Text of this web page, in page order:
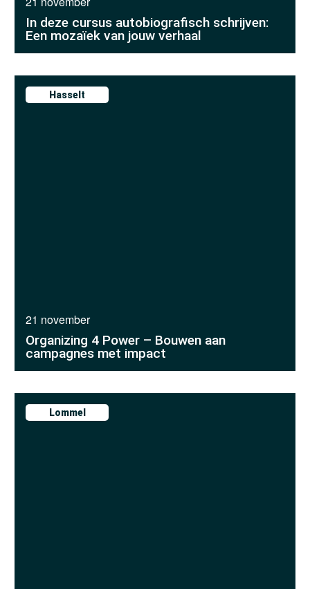
In deze cursus autobiografisch schrijven:
Een mozaïek van jouw verhaal
Hasselt
21 november
Organizing 4 Power – Bouwen aan
campagnes met impact
Lommel